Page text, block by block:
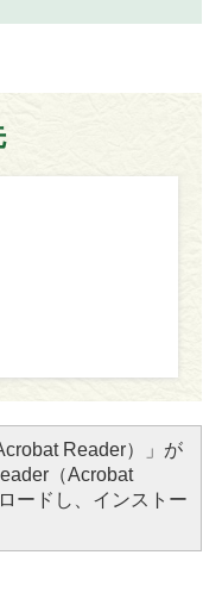
Reader）」が
（Acrobat
ードし、インストー